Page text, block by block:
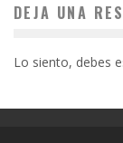
DEJA UNA
Lo siento, debes